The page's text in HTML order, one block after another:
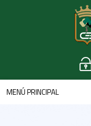
MENÚ PRINCIPAL